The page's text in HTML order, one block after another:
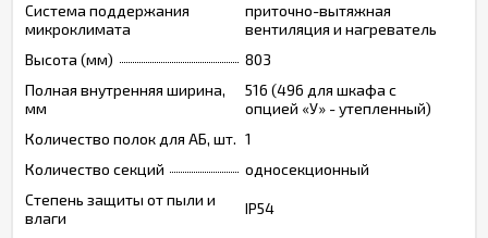
Система поддержания
микроклимата
приточно-вытяжная
вентиляция и нагреватель
Высота (мм)
803
Полная внутренняя ширина,
мм
516 (496 для шкафа с
опцией «У» - утепленный)
Количество полок для АБ, шт. 1
Количество секций
односекционный
Степень защиты от пыли и
влаги
IP54